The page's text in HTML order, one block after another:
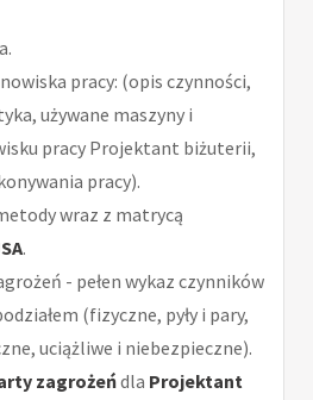
pracy: (opis czynności,
używane maszyny i
pracy Projektant biżuterii,
pracy).
wraz z matrycą
.
- pełen wykaz czynników
(fizyczne, pyły i pary,
uciążliwe i niebezpieczne).
zagrożeńdla Projektant